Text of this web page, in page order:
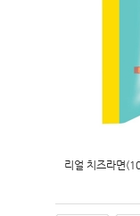
리얼 치즈라면